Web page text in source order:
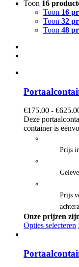
Toon 16
Toon 16
Toon 32
Toon 48
€175.00 - €
Deze
container is
Prijs
Prijs
Onze prijzen
Opties selecteren